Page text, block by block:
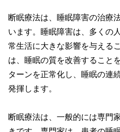
断眠療法は、睡眠障害の治療
います。睡眠障害は、多くの
常生活に大きな影響を与える
は、睡眠の質を改善すること
ターンを正常化し、睡眠の連
発揮します。
断眠療法は、一般的には専門